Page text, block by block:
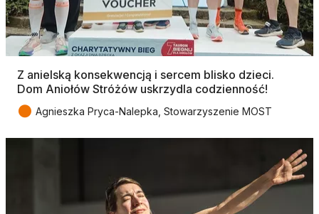
Z anielską konsekwencją i sercem blisko dzieci.
Dom Aniołów Stróżów uskrzydla codzienność!
● Agnieszka Pryca-Nalepka, Stowarzyszenie MOST